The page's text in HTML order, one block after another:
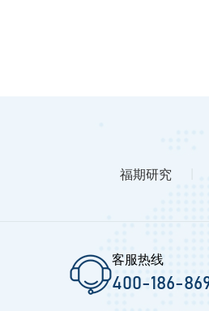
福期研究
客服热线
400-186-